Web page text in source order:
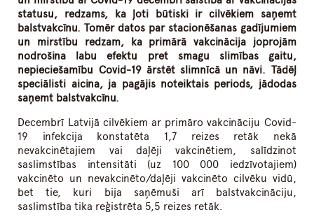
statusu, redzams, ka ļoti būtiski ir cilvēkiem saņemt
balstvakcīnu. Tomēr datos par stacionēšanas gadījumiem
un mirstību redzam, ka primārā vakcinācija joprojām
nodrošina labu efektu pret smagu slimības gaitu,
nepieciešamību Covid-19 ārstēt slimnīcā un nāvi. Tādēļ
speciālisti aicina, ja pagājis noteiktais periods, jādodas
saņemt balstvakcīnu.
Decembrī Latvijā cilvēkiem ar primāro vakcināciju Covid-
19 infekcija konstatēta 1,7 reizes retāk nekā
nevakcinētajiem vai daļēji vakcinētiem, salīdzinot
saslimstības intensitāti (uz 100 000 iedzīvotajiem)
vakcinēto un nevakcinēto/daļēji vakcinēto cilvēku vidū,
bet tie, kuri bija saņēmuši arī balstvakcināciju,
saslimstība tika reģistrēta 5,5 reizes retāk.